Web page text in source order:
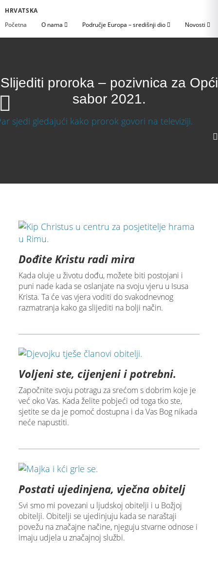
HRVATSKA
Početna
O nama Područje Europa – središnji dio Novosti
Slijediti proroka – pozivnica za Opći
sabor 2021.
Dođite Kristu radi mira
Kada oluje u životu dođu, možete biti postojani i
puni nade kada se oslanjate na svoju vjeru u Isusa
Krista. Ta će vas vjera voditi do svakodnevnog
razmatranja kako ga slijediti na bolji način.
Voljeni ste, cijenjeni i potrebni.
Započnite svoju potragu za srećom s dobrim koje je
već oko Vas. Kada želite pobjeći od toga tko ste,
sjetite se da je pomoć dostupna i da Vas Bog nikada
neće napustiti.
Postati ujedinjena, vječna obitelj
Svi smo mi povezani u ljudskoj obitelji i u Božjoj
obitelji. Obitelji se ujedinjuju kada se naraštaji
povežu na značajne načine, njeguju stvarne odnose i
imaju udjela u značajnoj službi.